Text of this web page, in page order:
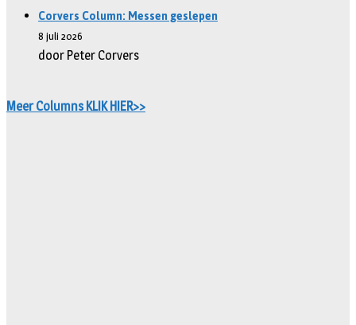
Corvers Column: Messen geslepen
8 juli 2026
door Peter Corvers
Meer Columns KLIK HIER>>